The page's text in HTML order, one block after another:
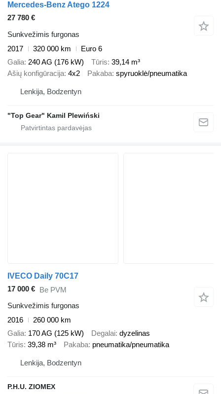
Mercedes-Benz Atego 1224
27 780 €
Sunkvežimis furgonas
2017
320 000 km
Euro 6
Galia 240 AG (176 kW) Tūris 39,14 m³
Ašių konfigūracija 4x2 Pakaba spyruoklė/pneumatika
Lenkija, Bodzentyn
"Top Gear" Kamil Plewiński
IVECO Daily 70C17
17 000 € Be PVM
Sunkvežimis furgonas
2016
260 000 km
Galia 170 AG (125 kW) Degalai dyzelinas
Tūris 39,38 m³ Pakaba pneumatika/pneumatika
Lenkija, Bodzentyn
P.H.U. ZIOMEX